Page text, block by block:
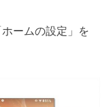
ームの設定」を